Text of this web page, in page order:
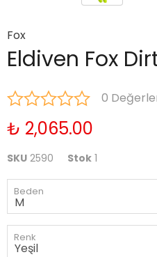
Fox
Eldiven Fox
0
₺ 2,065.00
SKU 2590 Stok 1
Beden
Renk